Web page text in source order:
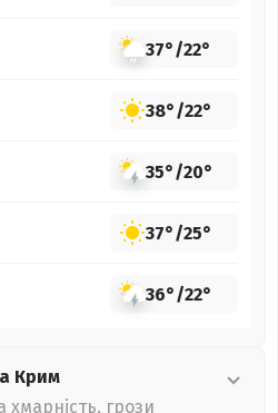
37°/22°
38°/22°
35°/20°
37°/25°
36°/22°
Крим
хмарність, грози